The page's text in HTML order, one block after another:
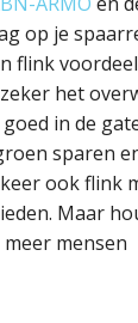
op je
flink
het
in de
sparen
ook flink
Maar
mensen